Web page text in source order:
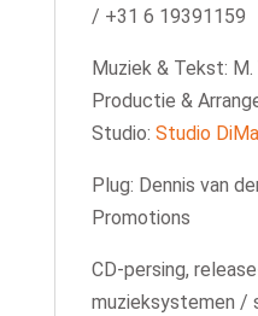
/ +31 6 19391159
Muziek & Tekst:
Productie &
Studio: Studio
Plug: Dennis van
Promotions
CD-persing,
muzieksystemen /